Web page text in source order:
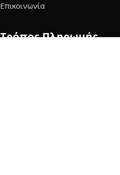
Επικοινωνία
Τρόπος Πληρωμής